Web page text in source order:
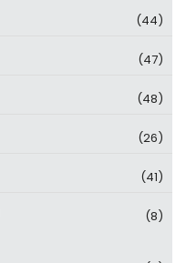
(44)
(47)
(48)
(26)
(41)
(8)